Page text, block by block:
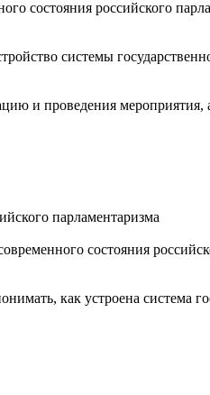
состояния российского
системы
и проведения мероприятия,
парламентаризма
состояния
как устроена система